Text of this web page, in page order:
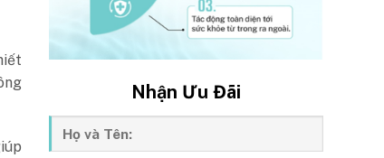
Nhận Ưu Đãi